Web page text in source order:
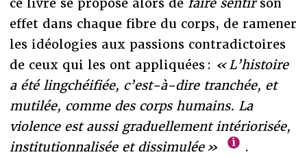
effet dans chaque fibre du corps, de ramener
les idéologies aux passions contradictoires
de ceux qui les ont appliquées : « L’histoire
a été lingchéifiée, c’est-à-dire tranchée, et
mutilée, comme des corps humains. La
violence est aussi graduellement intériorisée,
institutionnalisée et dissimulée »
.